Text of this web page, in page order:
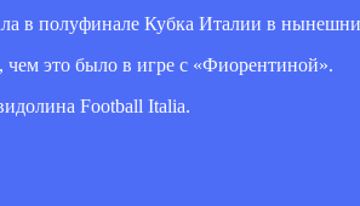
в полуфинале Кубка Италии в
это было в игре с «Фиорентиной».
Football Italia.